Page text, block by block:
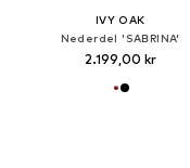
IVY OAK
Nederdel 'SABRINA'
2.199,00 kr